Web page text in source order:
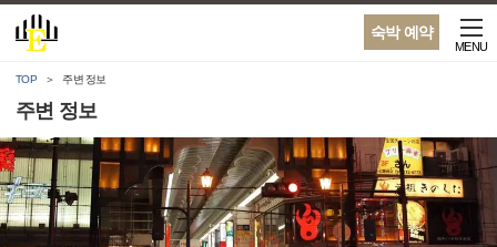
숙박 예약
MENU
TOP 주변 정보
주변 정보